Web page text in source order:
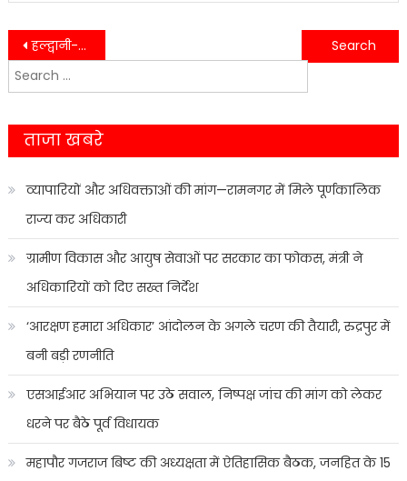
Post
navigation
हल्द्वानी-बारिश की वजह से 3 राजमार्ग सहित 20 सड़कें बंद….
उत्तराखंड की सत्ता में विकास के नाम पर आई थी भाजपा, दूर तक दिखाई नहीं दे रहा विकास नाम….
Search
for:
ताजा खबरे
व्यापारियों और अधिवक्ताओं की मांग—रामनगर में मिले पूर्णकालिक
राज्य कर अधिकारी
ग्रामीण विकास और आयुष सेवाओं पर सरकार का फोकस, मंत्री ने
अधिकारियों को दिए सख्त निर्देश
‘आरक्षण हमारा अधिकार’ आंदोलन के अगले चरण की तैयारी, रुद्रपुर में
बनी बड़ी रणनीति
एसआईआर अभियान पर उठे सवाल, निष्पक्ष जांच की मांग को लेकर
धरने पर बैठे पूर्व विधायक
महापौर गजराज बिष्ट की अध्यक्षता में ऐतिहासिक बैठक, जनहित के 15